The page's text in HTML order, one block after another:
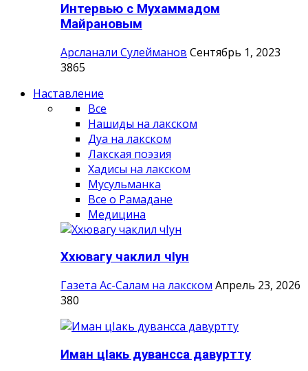
Интервью с Мухаммадом
Майрановым
Арсланали Сулейманов Сентябрь 1, 2023
3865
Наставление
Все
Нашиды на лакском
Дуа на лакском
Лакская поэзия
Хадисы на лакском
Мусульманка
Все о Рамадане
Медицина
Ххювагу чаклил чIун
Газета Ас-Салам на лакском Апрель 23, 2026
380
Иман цIакь дувансса давуртту